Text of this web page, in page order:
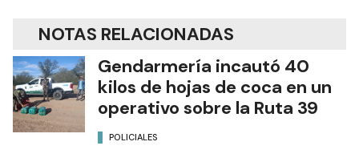
NOTAS RELACIONADAS
Gendarmería incautó 40
kilos de hojas de coca en un
operativo sobre la Ruta 39
POLICIALES